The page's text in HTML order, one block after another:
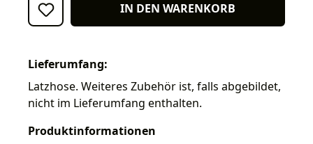
IN DEN WARENKORB
Lieferumfang:
Latzhose. Weiteres Zubehör ist, falls abgebildet,
nicht im Lieferumfang enthalten.
Produktinformationen